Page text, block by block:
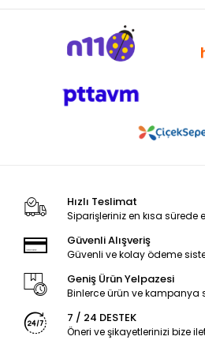
Hızlı Teslimat
Siparişleriniz en kısa sürede
Güvenli Alışveriş
Güvenli ve kolay ödeme
Geniş Ürün Yelpazesi
Binlerce ürün ve kampanya
7 / 24 DESTEK
Öneri ve şikayetlerinizi bize